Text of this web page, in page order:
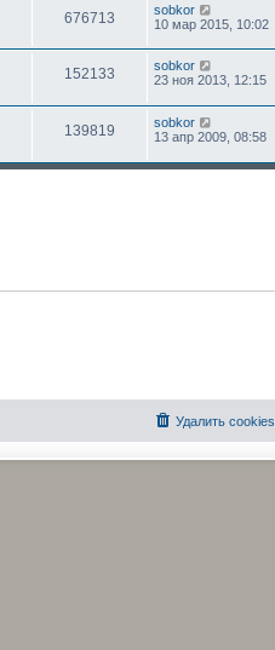
676713
sobkor
10 мар 2015, 10:02
152133
sobkor
23 ноя 2013, 12:15
139819
sobkor
13 апр 2009, 08:58
Удалить cookies